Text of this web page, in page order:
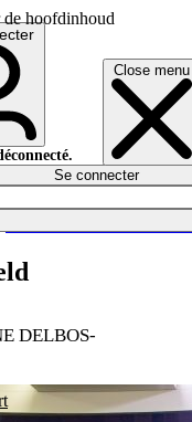
de hoofdinhoud
Close menu
Se connecter
DELBOS-